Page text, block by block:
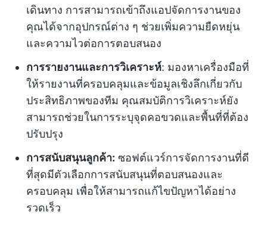
เดินทาง การสามารถเข้าถึงแอปจัดการงานของ
คุณได้จากอุปกรณ์ต่าง ๆ ช่วยเพิ่มความยืดหยุ่น
และความไวต่อการตอบสนอง
การรายงานและการวิเคราะห์: มองหาเครื่องมือที่
ให้รายงานที่ครอบคลุมและข้อมูลเชิงลึกเกี่ยวกับ
ประสิทธิภาพของทีม คุณสมบัติการวิเคราะห์ยัง
สามารถช่วยในการระบุจุดคอขวดและพื้นที่ที่ต้อง
ปรับปรุง
การสนับสนุนลูกค้า: ซอฟต์แวร์การจัดการงานที่ดี
ที่สุดมีตัวเลือกการสนับสนุนที่ตอบสนองและ
ครอบคลุม เพื่อให้สามารถแก้ไขปัญหาได้อย่าง
รวดเร็ว